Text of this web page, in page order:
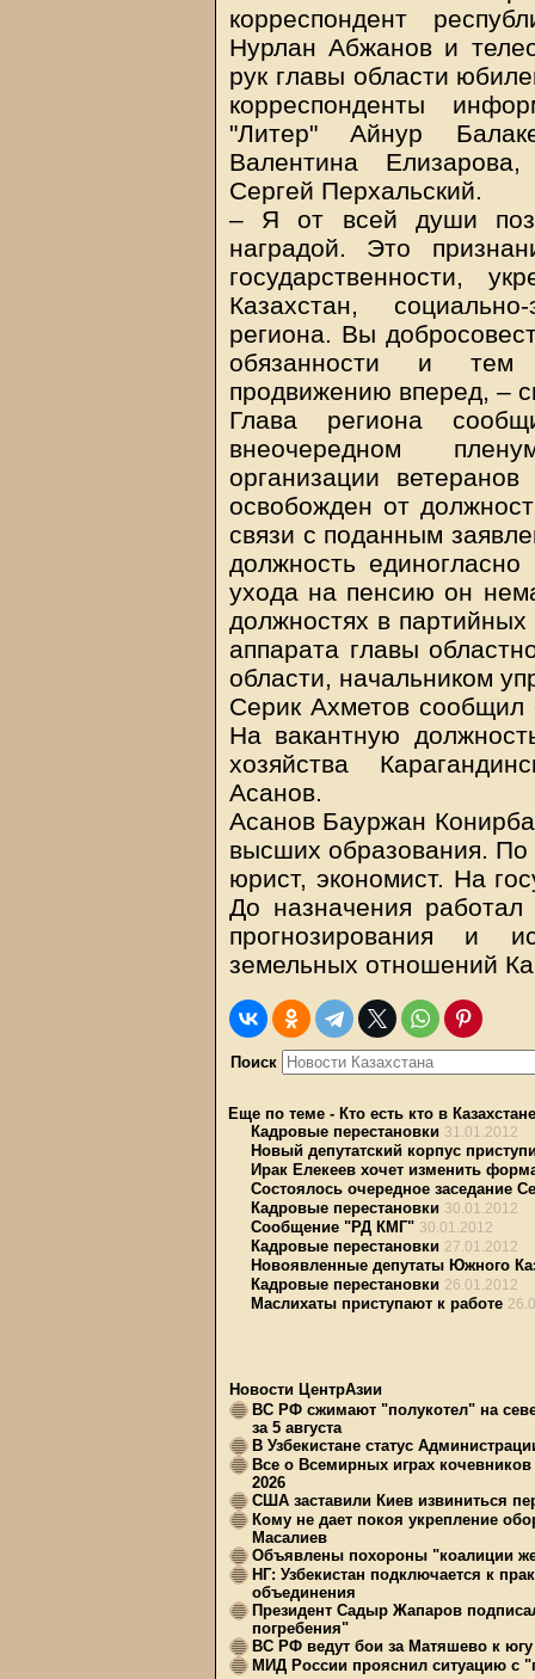
корреспондент
Нурлан Абжанов и
рук главы области
корреспонденты
"Литер" Айнур
Валентина
Сергей Перхальский.
– Я от всей души
наградой. Это
государственности,
Казахстан,
региона. Вы
обязанности и тем
продвижению вперед, –
Глава региона
внеочередном
организации
освобожден от
связи с поданным
должность
ухода на пенсию он
должностях в партийных
аппарата главы
области, начальником
Серик Ахметов
На вакантную
хозяйства
Асанов.
Асанов Бауржан
высших образования. По
юрист, экономист. На
До назначения работал
прогнозирования и
земельных отношений
Поиск
Еще по теме - Кто есть кто в Казахстане
Кадровые перестановки 31.01.2012
Новый депутатский корпус
Ирак Елекеев хочет изменить
Состоялось очередное заседание
Кадровые перестановки 30.01.2012
Сообщение "РД КМГ" 30.01.2012
Кадровые перестановки 27.01.2012
Новоявленные депутаты Южного
Кадровые перестановки 26.01.2012
Маслихаты приступают к работе
Новости ЦентрАзии
ВС РФ сжимают "полукотел" на
за 5 августа
В Узбекистане статус
Все о Всемирных играх
2026
США заставили Киев извиниться
Кому не дает покоя укрепление
Масалиев
Объявлены похороны "коалиции
НГ: Узбекистан подключается к
объединения
Президент Садыр Жапаров
погребения"
ВС РФ ведут бои за Матяшево к югу
МИД России прояснил ситуацию с